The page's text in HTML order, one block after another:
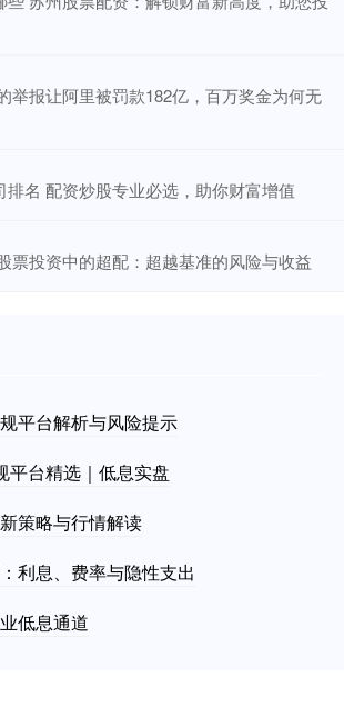
举报让阿里被罚款182亿，百万奖金为何无
排名 配资炒股专业必选，助你财富增值
票投资中的超配：超越基准的风险与收益
平台解析与风险提示
平台精选｜低息实盘
策略与行情解读
利息、费率与隐性支出
低息通道